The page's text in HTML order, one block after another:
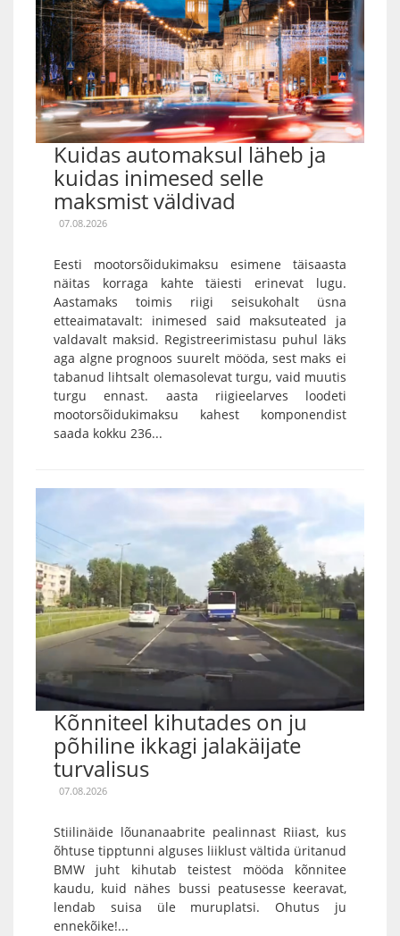
Kuidas automaksul läheb ja
kuidas inimesed selle
maksmist väldivad
07.08.2026
Eesti mootorsõidukimaksu esimene täisaasta
näitas korraga kahte täiesti erinevat lugu.
Aastamaks toimis riigi seisukohalt üsna
etteaimatavalt: inimesed said maksuteated ja
valdavalt maksid. Registreerimistasu puhul läks
aga algne prognoos suurelt mööda, sest maks ei
tabanud lihtsalt olemasolevat turgu, vaid muutis
turgu ennast. aasta riigieelarves loodeti
mootorsõidukimaksu kahest komponendist
saada kokku 236...
Kõnniteel kihutades on ju
põhiline ikkagi jalakäijate
turvalisus
07.08.2026
Stiilinäide lõunanaabrite pealinnast Riiast, kus
õhtuse tipptunni alguses liiklust vältida üritanud
BMW juht kihutab teistest mööda kõnnitee
kaudu, kuid nähes bussi peatusesse keeravat,
lendab suisa üle muruplatsi. Ohutus ju
ennekõike!...